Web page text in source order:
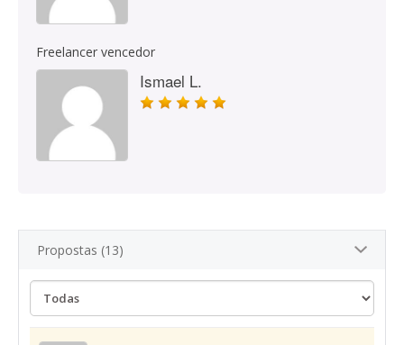
Freelancer vencedor
Ismael L.
Propostas (13)